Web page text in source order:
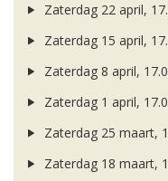
Zaterdag 22 april,
Zaterdag 15 april,
Zaterdag 8 april,
Zaterdag 1 april,
Zaterdag 25 maart,
Zaterdag 18 maart,